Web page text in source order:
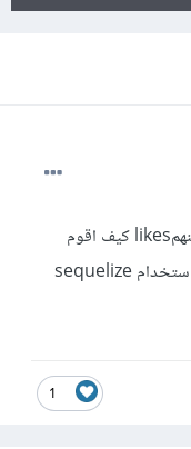
لدي جدولينuser, posts وجدول يربط بينهمlikes كيف اقوم
بمحاكاة عملية اعجاب المستخدم بالمنشور باستخدام sequelize
1